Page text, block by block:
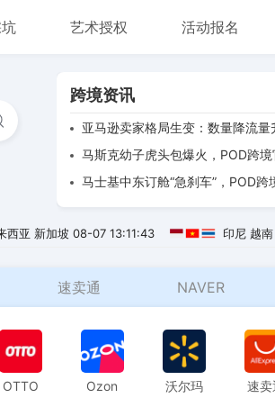
艺术授权 活动报名
跨境资讯
马士基中东订舱“急刹车”，POD
拼多多“新拼姆”自营品牌三季度出海，
亚马逊卖家格局生变：数量降流量升，
马斯克幼子虎头包爆火，POD跨
马士基中东订舱“急刹车”，POD跨
Allegro Q1业绩亮眼：国际业务GMV暴增46.3%
POD模式下，亚马逊健康家居产
亚 新加坡 08-07 13:11:44 印尼 越
速卖通 NAVER
OTTO Ozon 沃尔玛 速卖